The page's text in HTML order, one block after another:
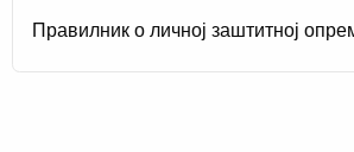
Правилник о личној заштитној